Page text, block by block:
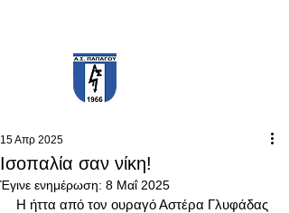
Ισοπαλία σαν νίκη!
15 Απρ 2025
Έγινε ενημέρωση: 8 Μαΐ 2025
Η ήττα από τον ουραγό Αστέρα Γλυφάδας